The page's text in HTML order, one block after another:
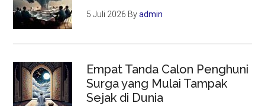
5 Juli 2026 Byadmin
Empat Tanda Calon Penghuni
Surga yang Mulai Tampak
Sejak di Dunia